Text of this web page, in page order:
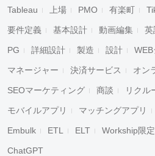
Tableau 上場 PMO 有楽町
要件定義 基本設計 動画編集 英
PG 詳細設計 製造 設計 WEB
マネージャー 決済サービス オン
SEOマーケティング 商談 リクル
モバイルアプリ マッチングアプリ
Embulk ETL ELT Workship限
ChatGPT